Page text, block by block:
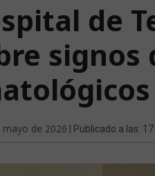
de
signos
de 2026 | Publicado a las: